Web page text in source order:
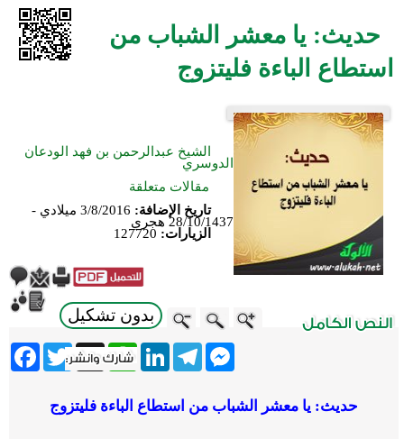
حديث: يا معشر الشباب من
استطاع الباءة فليتزوج
الشيخ عبدالرحمن بن فهد الودعان
الدوسري
مقالات متعلقة
تاريخ الإضافة:
3/8/2016 ميلادي -
28/10/1437 هجري
الزيارات: 127720
بدون تشكيل
Twitter X
WhatsApp
LinkedInTelegram
Messenger
حديث: يا معشر الشباب من استطاع الباءة فليتزوج